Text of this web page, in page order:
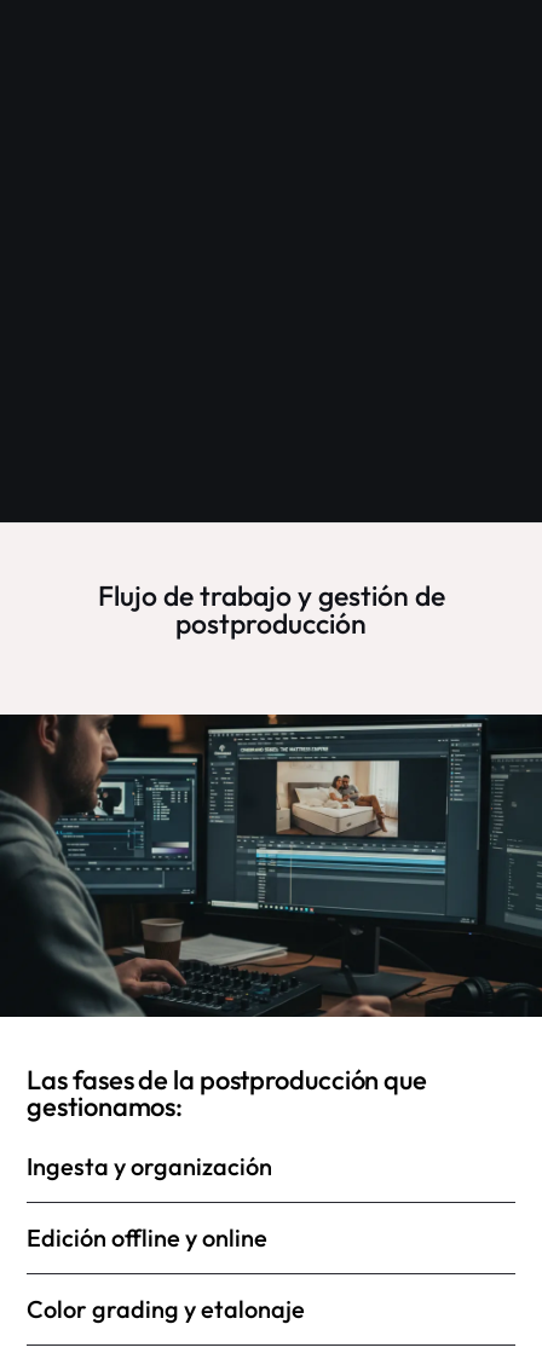
Flujo de trabajo y gestión de
postproducción
Las fases de la postproducción que
gestionamos:
Ingesta y organización
Edición offline y online
Color grading y etalonaje